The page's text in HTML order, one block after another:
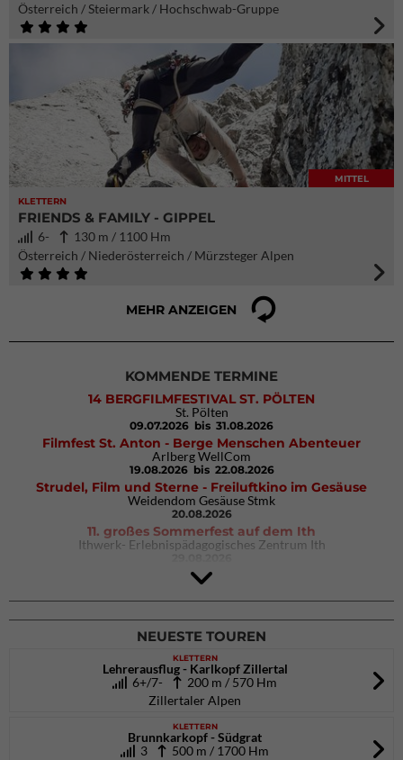
Österreich / Steiermark / Hochschwab-Gruppe
KLETTERN
MITTEL
FRIENDS & FAMILY - GIPPEL
6-
130 m / 1100 Hm
Österreich / Niederösterreich / Mürzsteger Alpen
MEHR ANZEIGEN
KOMMENDE TERMINE
14 BERGFILMFESTIVAL ST. PÖLTEN
St. Pölten
09.07.2026 bis 31.08.2026
Filmfest St. Anton - Berge Menschen Abenteuer
Arlberg WellCom
19.08.2026 bis 22.08.2026
Strudel, Film und Sterne - Freiluftkino im Gesäuse
Weidendom Gesäuse Stmk
20.08.2026
11. großes Sommerfest auf dem Ith
Ithwerk- Erlebnispädagogisches Zentrum Ith
Rock Master Arco
Arco (IT)
02.10.2026bis 04.10.2026
NEUESTE TOUREN
KLETTERN
Lehrerausflug - Karlkopf Zillertal
6+/7-
200 m / 570 Hm
Zillertaler Alpen
KLETTERN
Brunnkarkopf - Südgrat
3
500 m / 1700 Hm